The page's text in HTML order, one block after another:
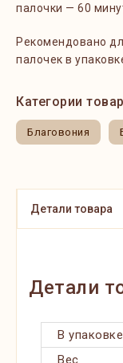
палочки — 60
Рекомендовано
палочек в
Категории
Благовония
Детали товара
Детали
В упаковке
Вес